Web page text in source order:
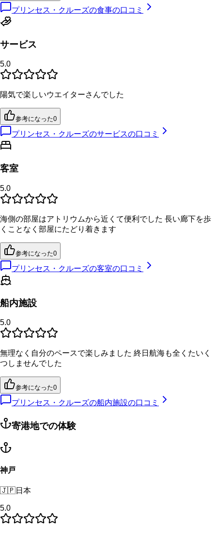
プリンセス・クルーズの食事の口コミ
サービス
5.0
陽気で楽しいウエイターさんでした
参考になった0
プリンセス・クルーズのサービスの口コミ
客室
5.0
海側の部屋はアトリウムから近くて便利でした 長い廊下を歩
くことなく部屋にたどり着きます
参考になった0
プリンセス・クルーズの客室の口コミ
船内施設
5.0
無理なく自分のペースで楽しみました 終日航海も全くたいく
つしませんでした
参考になった0
プリンセス・クルーズの船内施設の口コミ
寄港地での体験
神戸
🇯🇵日本
5.0